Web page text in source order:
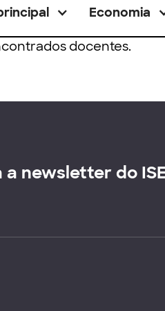
Economia
docentes.
a newsletter do